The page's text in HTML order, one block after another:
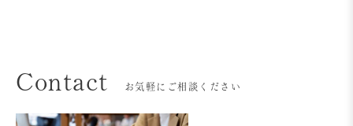
Contact お気軽にご相談ください